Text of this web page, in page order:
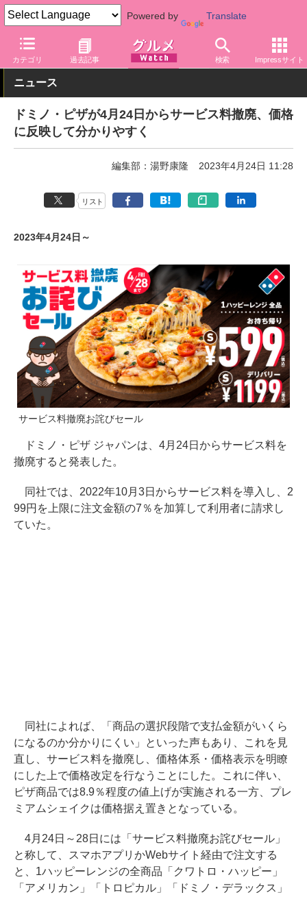
Powered by Translate
カテゴリ 過去記事 検索 Impressサイト
グルメ Watch 店舗 ドミノ・ピザ
ニュース
ドミノ・ピザが4月24日からサービス料撤廃、価格
に反映して分かりやすく
編集部：湯野康隆 2023年4月24日 11:28
リスト
2023年4月24日～
サービス料撤廃お詫びセール
ドミノ・ピザ ジャパンは、4月24日からサービス料を
撤廃すると発表した。
同社では、2022年10月3日からサービス料を導入し、2
99円を上限に注文金額の7％を加算して利用者に請求し
ていた。
同社によれば、「商品の選択段階で支払金額がいくら
になるのか分かりにくい」といった声もあり、これを見
直し、サービス料を撤廃し、価格体系・価格表示を明瞭
にした上で価格改定を行なうことにした。これに伴い、
ピザ商品では8.9％程度の値上げが実施される一方、プレ
ミアムシェイクは価格据え置きとなっている。
4月24日～28日には「サービス料撤廃お詫びセール」
と称して、スマホアプリかWebサイト経由で注文する
と、1ハッピーレンジの全商品「クワトロ・ハッピー」
「アメリカン」「トロピカル」「ドミノ・デラックス」